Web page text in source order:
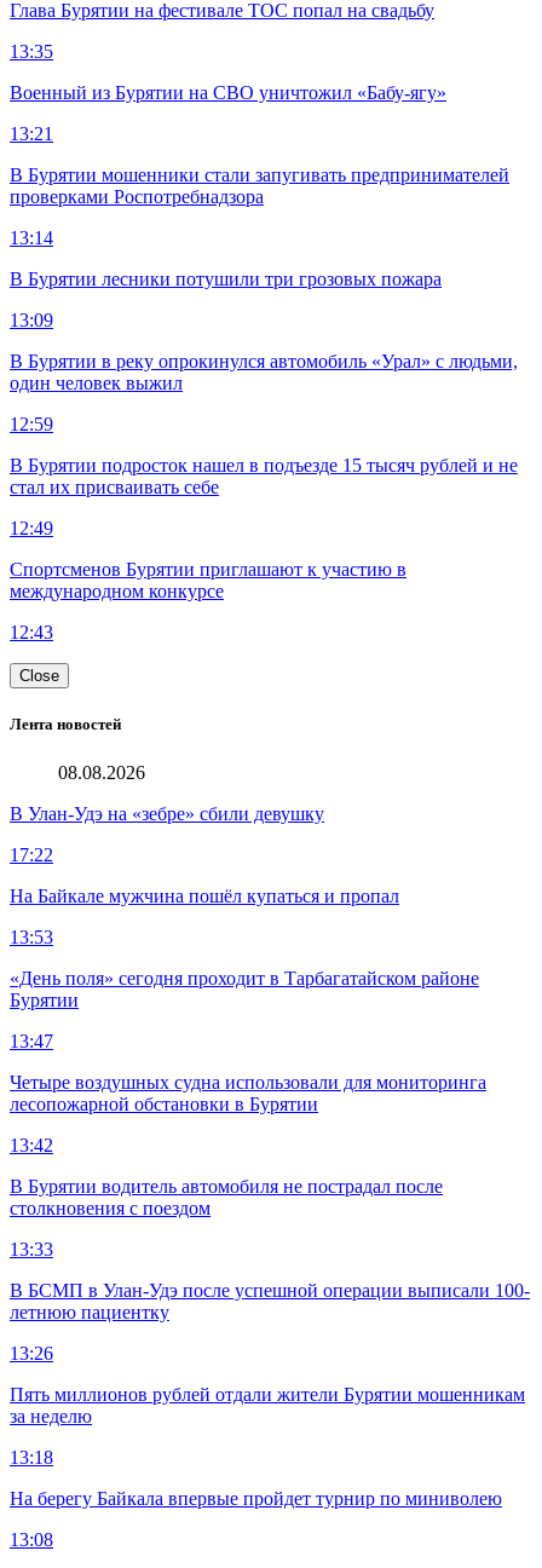
Глава Бурятии на фестивале ТОС попал на свадьбу
13:35
Военный из Бурятии на СВО уничтожил «Бабу-ягу»
13:21
В Бурятии мошенники стали запугивать предпринимателей
проверками Роспотребнадзора
13:14
В Бурятии лесники потушили три грозовых пожара
13:09
В Бурятии в реку опрокинулся автомобиль «Урал» с людьми,
один человек выжил
12:59
В Бурятии подросток нашел в подъезде 15 тысяч рублей и не
стал их присваивать себе
12:49
Спортсменов Бурятии приглашают к участию в
международном конкурсе
12:43
Close
Лента новостей
08.08.2026
В Улан-Удэ на «зебре» сбили девушку
17:22
На Байкале мужчина пошёл купаться и пропал
13:53
«День поля» сегодня проходит в Тарбагатайском районе
Бурятии
13:47
Четыре воздушных судна использовали для мониторинга
лесопожарной обстановки в Бурятии
13:42
В Бурятии водитель автомобиля не пострадал после
столкновения с поездом
13:33
В БСМП в Улан-Удэ после успешной операции выписали 100-
летнюю пациентку
13:26
Пять миллионов рублей отдали жители Бурятии мошенникам
за неделю
13:18
На берегу Байкала впервые пройдет турнир по миниволею
13:08